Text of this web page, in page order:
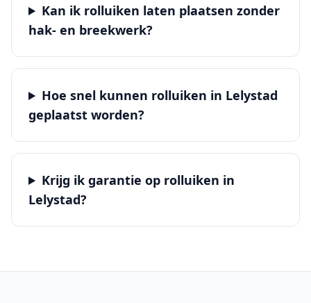
Kan ik rolluiken laten plaatsen zonder
hak- en breekwerk?
Hoe snel kunnen rolluiken in Lelystad
geplaatst worden?
Krijg ik garantie op rolluiken in
Lelystad?